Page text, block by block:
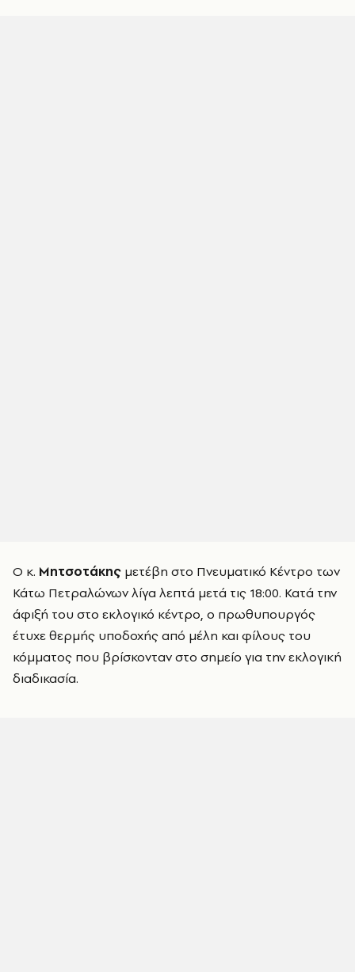
Ο κ. Μητσοτάκης μετέβη στο Πνευματικό Κέντρο των
Κάτω Πετραλώνων λίγα λεπτά μετά τις 18:00. Κατά την
άφιξή του στο εκλογικό κέντρο, ο πρωθυπουργός
έτυχε θερμής υποδοχής από μέλη και φίλους του
κόμματος που βρίσκονταν στο σημείο για την εκλογική
διαδικασία.